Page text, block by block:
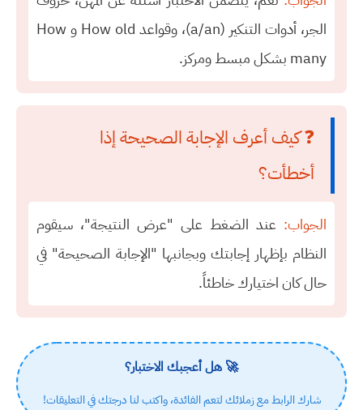
الجر، أدوات التنكير (a/an)، وقواعد How old و How
many بشكل مبسط ومركز.
❓ كيف أعرف الإجابة الصحيحة إذا
أخطأت؟
الجواب: عند الضغط على "عرض النتيجة"، سيقوم
النظام بإظهار إجابتك وبجانبها "الإجابة الصحيحة" في
حال كان اختيارك خاطئاً.
🚀 هل أعجبك الاختبار؟
شارك الرابط مع زملائك لتعم الفائدة، واكتب لنا درجتك في التعليقات!